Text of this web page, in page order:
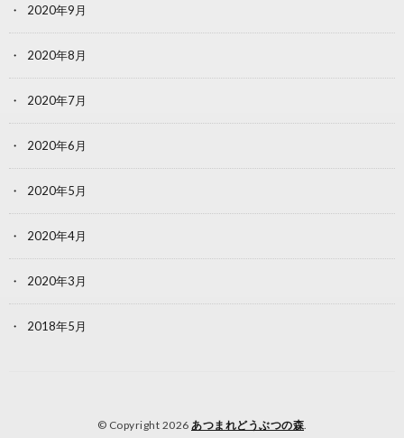
2020年9月
2020年8月
2020年7月
2020年6月
2020年5月
2020年4月
2020年3月
2018年5月
© Copyright 2026 あつまれどうぶつの森.